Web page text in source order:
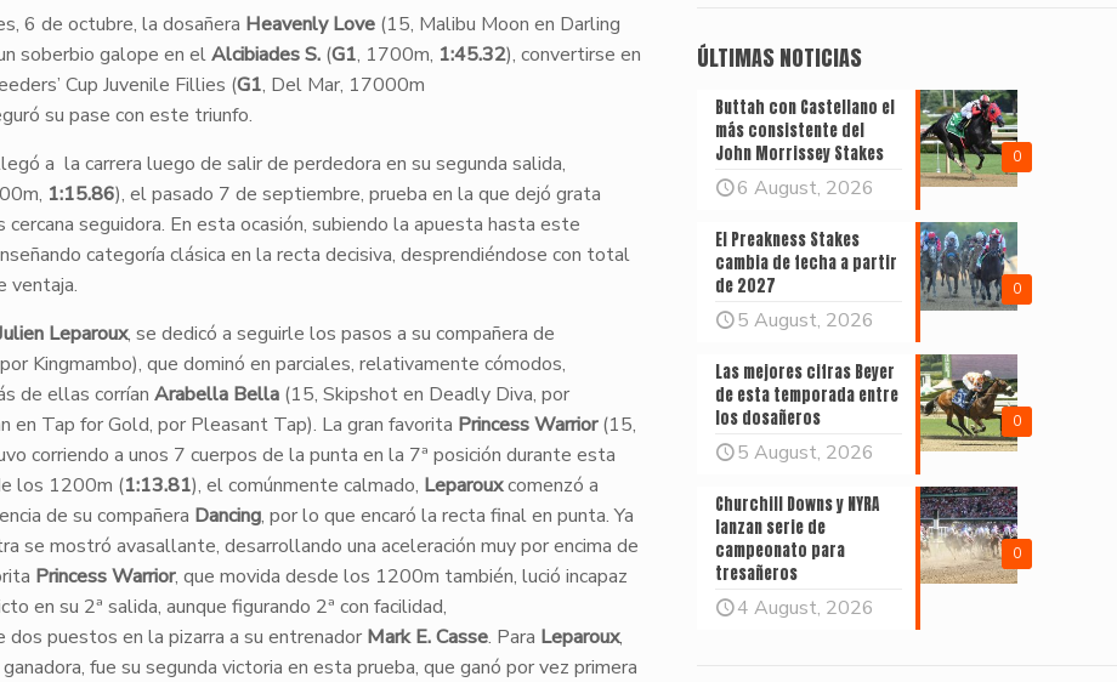
6 de octubre, la dosañera Heavenly Love (15, Malibu Moon en Darling
soberbio galope en elAlcibiades S.(G1, 1700m, 1:45.32), convertirse en
Cup Juvenile Fillies (G1, Del Mar, 17000m
su pase con este triunfo.
a la carrera luego de salir de perdedora en su segunda salida,
1:15.86), el pasado 7 de septiembre, prueba en la que dejó grata
seguidora. En esta ocasión, subiendo la apuesta hasta este
categoría clásica en la recta decisiva, desprendiéndose con total
ventaja.
Leparoux, se dedicó a seguirle los pasos a su compañera de
Kingmambo), que dominó en parciales, relativamente cómodos,
de ellas corrían Arabella Bella(15, Skipshot en Deadly Diva, por
en Tap for Gold, por Pleasant Tap). La gran favorita Princess Warrior(15,
corriendo a unos 7 cuerpos de la punta en la 7ª posición durante esta
los 1200m (1:13.81), el comúnmente calmado, Leparouxcomenzó a
de su compañera Dancing, por lo que encaró la recta final en punta. Ya
se mostró avasallante, desarrollando una aceleración muy por encima de
Princess Warrior, que movida desde los 1200m también, lució incapaz
en su 2ª salida, aunque figurando 2ª con facilidad,
puestos en la pizarra a su entrenador Mark E. Casse. Para Leparoux,
fue su segunda victoria en esta prueba, que ganó por vez primera
ÚLTIMAS NOTICIAS
0
Buttah con Castellano el
más consistente del
John Morrissey Stakes
6 August, 2026
0
El Preakness Stakes
cambia de fecha a partir
de 2027
5 August, 2026
0
Las mejores cifras Beyer
de esta temporada entre
los dosañeros
5 August, 2026
0
Churchill Downs y NYRA
lanzan serie de
campeonato para
tresañeros
4 August, 2026